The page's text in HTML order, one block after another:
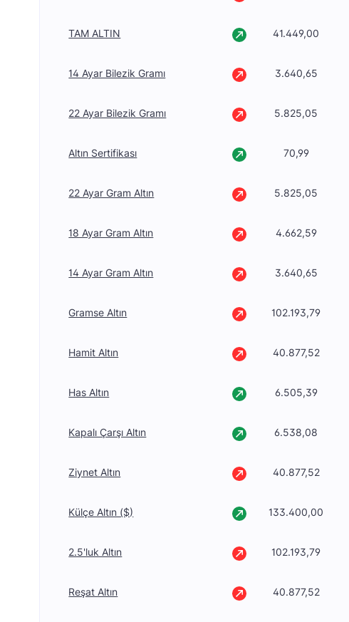
TAM ALTIN 41.449,00
14 Ayar Bilezik Gramı 3.640,65
22 Ayar Bilezik Gramı 5.825,05
Altın Sertifikası 70,99
22 Ayar Gram Altın 5.825,05
18 Ayar Gram Altın 4.662,59
14 Ayar Gram Altın 3.640,65
Gramse Altın 102.193,79
Hamit Altın 40.877,52
Has Altın 6.505,39
Kapalı Çarşı Altın 6.538,08
Ziynet Altın 40.877,52
Külçe Altın ($) 133.400,00
2.5'luk Altın 102.193,79
Reşat Altın 40.877,52